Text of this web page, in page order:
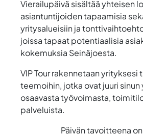
Vierailupäivä sisältää yhteisen
asiantuntijoiden tapaamisia
yritysalueisiin ja
joissa tapaat potentiaalisia
kokemuksia Seinäjoesta.
VIP Tour rakennetaan
teemoihin, jotka ovat juuri
osaavasta työvoimasta,
palveluista.
Päivän tavoitteena